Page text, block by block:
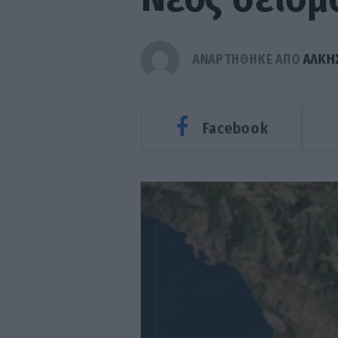
ΑΝΑΡΤΗΘΗΚΕ ΑΠΟ
Facebook